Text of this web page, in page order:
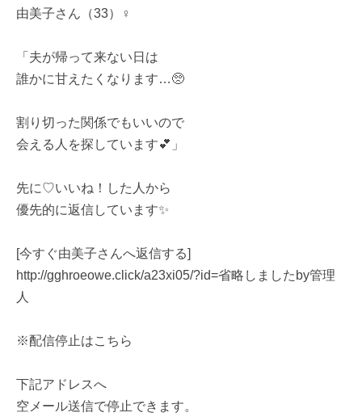
由美子さん（33）♀
「夫が帰って来ない日は
誰かに甘えたくなります…🥺
割り切った関係でもいいので
会える人を探しています💕」
先に♡いいね！した人から
優先的に返信しています✨
[今すぐ由美子さんへ返信する]
http://gghroeowe.click/a23xi05/?id=省略しましたby管理
人
※配信停止はこちら
下記アドレスへ
空メール送信で停止できます。